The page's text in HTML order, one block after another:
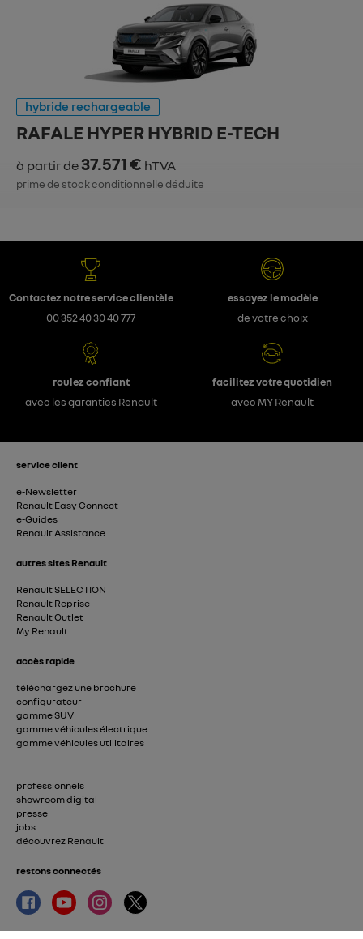
hybride rechargeable
RAFALE HYPER HYBRID E-TECH
à partir de 37.571 € hTVA
prime de stock conditionnelle déduite
Contactez notre service clientèle
00 352 40 30 40 777
essayez le modèle
de votre choix
roulez confiant
avec les garanties Renault
facilitez votre quotidien
avec MY Renault
service client
e-Newsletter
Renault Easy Connect
e-Guides
Renault Assistance
autres sites Renault
Renault SELECTION
Renault Reprise
Renault Outlet
My Renault
accès rapide
téléchargez une brochure
configurateur
gamme SUV
gamme véhicules électrique
gamme véhicules utilitaires
professionnels
showroom digital
presse
jobs
découvrez Renault
restons connectés